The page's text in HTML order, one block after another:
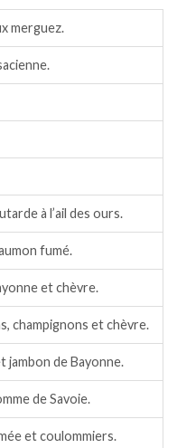
merguez.
à l’ail des ours.
fumé.
et chèvre.
champignons et chèvre.
jambon de Bayonne.
de Savoie.
et coulommiers.